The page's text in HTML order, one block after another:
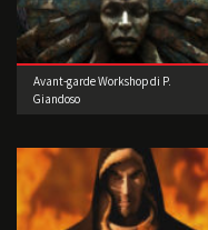
Avant-garde Workshop di P.
Giandoso